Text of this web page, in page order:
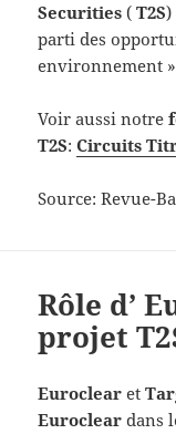
Securities (T2S)
parti des
environnement
Voir aussi notre
T2S:Circuits
Source: Revue-
Rôle d’
projet
Euroclear et
Euroclear dans